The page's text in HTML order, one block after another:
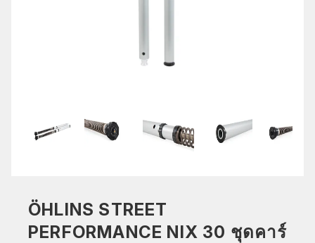
ÖHLINS STREET
PERFORMANCE NIX 30 ชุดคาร์